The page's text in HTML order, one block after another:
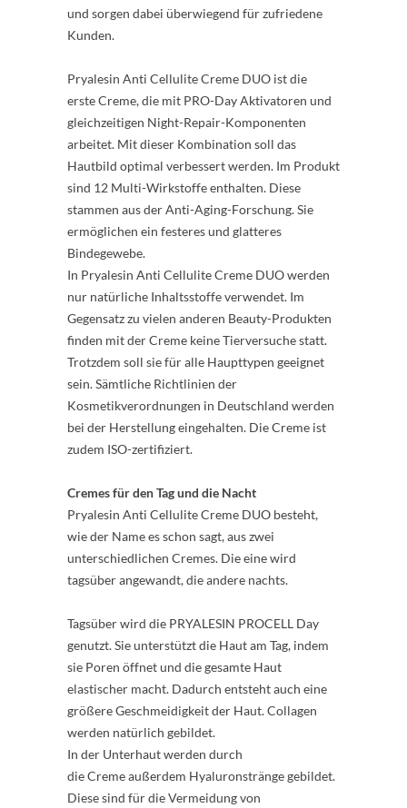
und sorgen dabei überwiegend für zufriedene
Kunden.
Pryalesin Anti Cellulite Creme DUO ist die
erste Creme, die mit PRO-Day Aktivatoren und
gleichzeitigen Night-Repair-Komponenten
arbeitet. Mit dieser Kombination soll das
Hautbild optimal verbessert werden. Im Produkt
sind 12 Multi-Wirkstoffe enthalten. Diese
stammen aus der Anti-Aging-Forschung. Sie
ermöglichen ein festeres und glatteres
Bindegewebe.
In Pryalesin Anti Cellulite Creme DUO werden
nur natürliche Inhaltsstoffe verwendet. Im
Gegensatz zu vielen anderen Beauty-Produkten
finden mit der Creme keine Tierversuche statt.
Trotzdem soll sie für alle Haupttypen geeignet
sein. Sämtliche Richtlinien der
Kosmetikverordnungen in Deutschland werden
bei der Herstellung eingehalten. Die Creme ist
zudem ISO-zertifiziert.
Cremes für den Tag und die Nacht
Pryalesin Anti Cellulite Creme DUO besteht,
wie der Name es schon sagt, aus zwei
unterschiedlichen Cremes. Die eine wird
tagsüber angewandt, die andere nachts.
Tagsüber wird die PRYALESIN PROCELL Day
genutzt. Sie unterstützt die Haut am Tag, indem
sie Poren öffnet und die gesamte Haut
elastischer macht. Dadurch entsteht auch eine
größere Geschmeidigkeit der Haut. Collagen
werden natürlich gebildet.
In der Unterhaut werden durch
die Creme außerdem Hyaluronstränge gebildet.
Diese sind für die Vermeidung von